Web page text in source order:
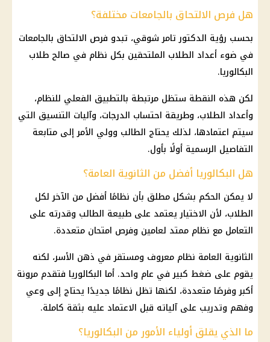
هل فرص الالتحاق بالجامعات مختلفة؟
بحسب رؤية الدكتور تامر شوقي، تبدو فرص الالتحاق بالجامعات
في ضوء أعداد الطلاب الملتحقين بكل نظام في صالح طلاب
البكالوريا.
لكن هذه النقطة ستظل مرتبطة بالتطبيق الفعلي للنظام،
وأعداد الطلاب، وطريقة احتساب الدرجات، وآليات التنسيق التي
سيتم اعتمادها، لذلك يحتاج الطالب وولي الأمر إلى متابعة
التفاصيل الرسمية أولًا بأول.
هل البكالوريا أفضل من الثانوية العامة؟
لا يمكن الحكم بشكل مطلق بأن نظامًا أفضل من الآخر لكل
الطلاب، لأن الاختيار يعتمد على طبيعة الطالب وقدرته على
التعامل مع نظام ممتد لعامين وفرص امتحان متعددة.
الثانوية العامة نظام معروف ومستقر في ذهن الأسر، لكنه
يقوم على ضغط كبير في عام واحد. أما البكالوريا فتقدم مرونة
أكبر وفرصًا متعددة، لكنها تظل نظامًا جديدًا يحتاج إلى وعي
وفهم وتدريب على آلياته قبل الاعتماد عليه بثقة كاملة.
ما الذي يقلق أولياء الأمور من البكالوريا؟